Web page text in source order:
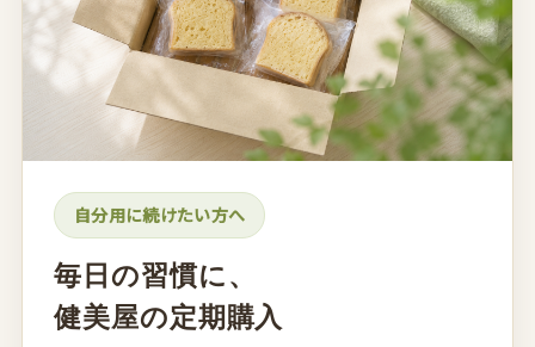
自分用に続けたい方へ
毎日の習慣に、
健美屋の定期購入